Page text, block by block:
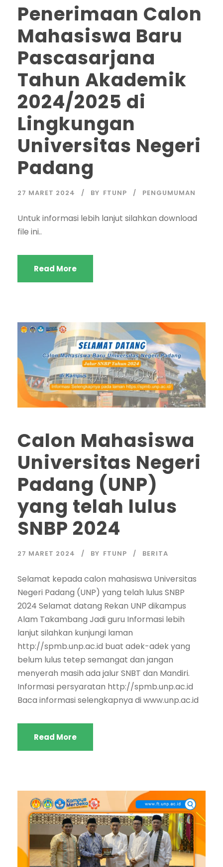
Penerimaan Calon
Mahasiswa Baru
Pascasarjana
Tahun Akademik
2024/2025 di
Lingkungan
Universitas Negeri
Padang
27 MARET 2024 BY FTUNP PENGUMUMAN
Untuk informasi lebih lanjut silahkan download
file ini..
Read More
Calon Mahasiswa
Universitas Negeri
Padang (UNP)
yang telah lulus
SNBP 2024
27 MARET 2024 BY FTUNP BERITA
Selamat kepada calon mahasiswa Universitas
Negeri Padang (UNP) yang telah lulus SNBP
2024 Selamat datang Rekan UNP dikampus
Alam Takambang Jadi guru Informasi lebih
lanjut silahkan kunjungi laman
http://spmb.unp.ac.id buat adek-adek yang
belum lulus tetep semangat dan jangan
menyerah masih ada jalur SNBT dan Mandiri.
Informasi persyaratan http://spmb.unp.ac.id
Baca informasi selengkapnya di www.unp.ac.id
Read More